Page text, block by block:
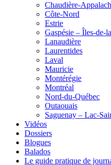
Chaudière-
Côte-Nord
Estrie
Gaspésie – Îles-de-
Lanaudière
Laurentides
Laval
Mauricie
Montérégie
Montréal
Nord-du-Québec
Outaouais
Saguenay – Lac-
Vidéos
Dossiers
Blogues
Balados
Le guide pratique de